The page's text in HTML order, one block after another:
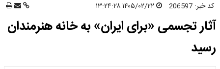
کد خبر: 206597
آثار تجسمی «برای ایران» به خانه هنرمندان
رسید